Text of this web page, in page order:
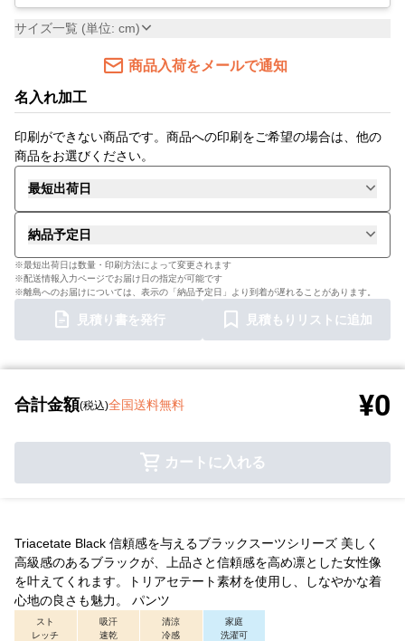
サイズ一覧 (単位: cm)
商品入荷をメールで通知
名入れ加工
印刷ができない商品です。商品への印刷をご希望の場合は、他の
商品をお選びください。
最短出荷日
納品予定日
※最短出荷日は数量・印刷方法によって変更されます
※配送情報入力ページでお届け日の指定が可能です
※離島へのお届けについては、表示の「納品予定日」より到着が遅れることがあります。
見積り書を発行 見積もりリストに追加
合計金額(税込)全国送料無料 ¥0
カートに入れる
Triacetate Black 信頼感を与えるブラックスーツシリーズ 美しく
高級感のあるブラックが、上品さと信頼感を高め凛とした女性像
を叶えてくれます。トリアセテート素材を使用し、しなやかな着
心地の良さも魅力。 パンツ
スト
レッチ
吸汗
速乾
清涼
冷感
家庭
洗濯可